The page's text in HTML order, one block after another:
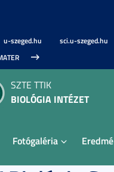
u-szeged.hu
sci.u-szeged.hu
SZTE TTIK
BIOLÓGIA INTÉZET
Fotógaléria